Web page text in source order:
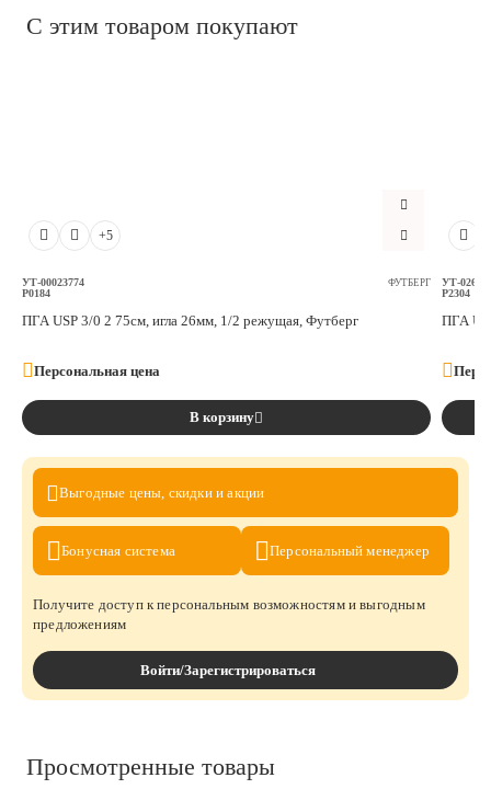
С этим товаром покупают
+5
УТ-00023774
P0184
ФУТБЕРГ
ПГА USP 3/0 2 75см, игла 26мм, 1/2 режущая, Футберг
Персональная цена
В корзину
УТ-
P2304
ПГА
Выгодные цены, скидки и акции
Бонусная система Персональныйменеджер
Получите доступ к персональным возможностям и выгодным
предложениям
Войти/Зарегистрироваться
Просмотренные товары